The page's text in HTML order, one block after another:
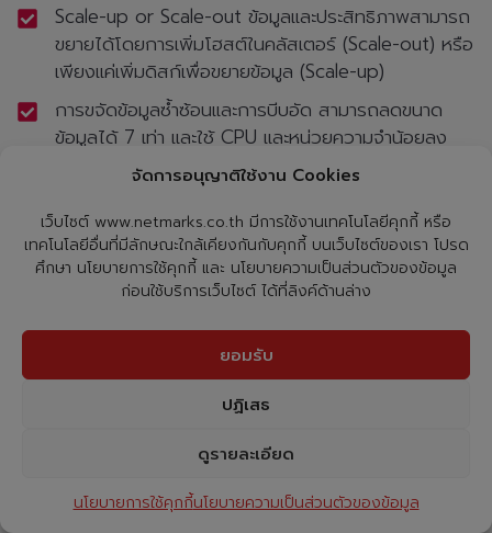
จัดการอนุญาติใช้งาน Cookies
เว็บไซต์ www.netmarks.co.th มีการใช้งานเทคโนโลยีคุกกี้ หรือ
เทคโนโลยีอื่นที่มีลักษณะใกล้เคียงกันกับคุกกี้ บนเว็บไซต์ของเรา โปรด
ศึกษา นโยบายการใช้คุกกี้ และ นโยบายความเป็นส่วนตัวของข้อมูล
ก่อนใช้บริการเว็บไซต์ ได้ที่ลิงค์ด้านล่าง
ยอมรับ
ปฏิเสธ
ดูรายละเอียด
นโยบายการใช้คุกกี้นโยบายความเป็นส่วนตัวของข้อมูล
Scale-up or Scale-out ข้อมูลและประสิทธิภาพสามารถ
ขยายได้โดยการเพิ่มโฮสต์ในคลัสเตอร์ (Scale-out) หรือ
เพียงแค่เพิ่มดิสก์เพื่อขยายข้อมูล (Scale-up)
การขจัดข้อมูลซ้ำซ้อนและการบีบอัด สามารถลดขนาด
ข้อมูลได้ 7 เท่า และใช้ CPU และหน่วยความจำน้อยลง
ลบการเข้ารหัส เพิ่มพื้นที่จัดเก็บมากกว่า 100% ใน
คุณภาพการบริการ (QOS) ควบคุม จำกัด และตรวจ
สอบการใช้งาน IOPS ของแต่ละ VM
ของฮาร์ดแวร์ประสิทธิภาพรายงานความจุในการจัดเก็บที่
แสดงโดยตรงบนหน้า Vmware Vcenter Server
การเข้าถึง ISCSI สามารถเชื่อมต่อ ISCSI กับ Physical
เชื่อมต่อโดยตรง 2 โหนด โหนดที่สองสามารถเชื่อมต่อ
ได้โดยตรงโดยไม่ต้องใช้สวิตช์ช่วยประหยัดค่าใช้จ่ายได้